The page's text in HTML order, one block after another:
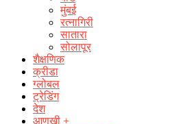
मुंबई
रत्नागिरी
सातारा
सोलापूर
शैक्षणिक
क्रीडा
ग्लोबल
ट्रेडिंग
देश
आणखी +